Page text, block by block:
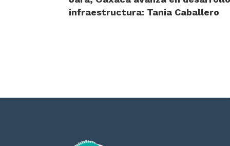
infraestructura: Tania Caballero